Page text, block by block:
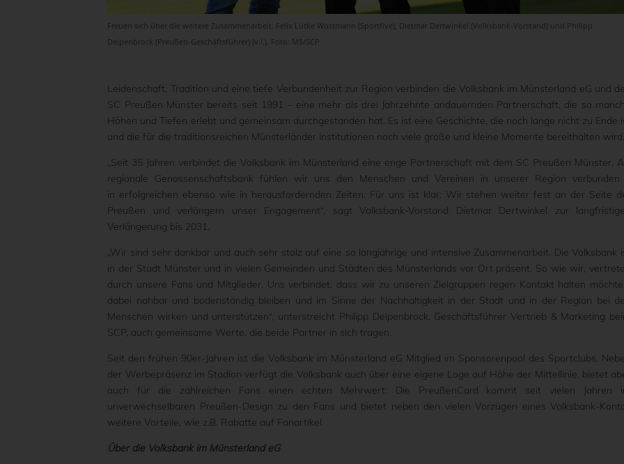
Freuen sich über die weitere Zusammenarbeit: Felix Lütke Wöstmann (Sportfive), Dietmar Dertwinkel (Volksbank-Vorstand) und Philipp
Deipenbrock (Preußen-Geschäftsführer) (v.l.). Foto: MS/SCP
Leidenschaft, Tradition und eine tiefe Verbundenheit zur Region verbinden die Volksbank im Münsterland eG und
SC Preußen Münster bereits seit 1991 – eine mehr als drei Jahrzehnte andauernden Partnerschaft, die so
Höhen und Tiefen erlebt und gemeinsam durchgestanden hat. Es ist eine Geschichte, die noch lange nicht zu Ende
und die für die traditionsreichen Münsterländer Institutionen noch viele große und kleine Momente bereithalten wird.
„Seit 35 Jahren verbindet die Volksbank im Münsterland eine enge Partnerschaft mit dem SC Preußen Münster.
regionale Genossenschaftsbank fühlen wir uns den Menschen und Vereinen in unserer Region verbunden
in erfolgreichen ebenso wie in herausfordernden Zeiten. Für uns ist klar: Wir stehen weiter fest an der Seite
Preußen und verlängern unser Engagement“, sagt Volksbank-Vorstand Dietmar Dertwinkel zur
Verlängerung bis 2031.
„Wir sind sehr dankbar und auch sehr stolz auf eine so langjährige und intensive Zusammenarbeit. Die Volksbank
in der Stadt Münster und in vielen Gemeinden und Städten des Münsterlands vor Ort präsent. So wie wir,
durch unsere Fans und Mitglieder. Uns verbindet, dass wir zu unseren Zielgruppen regen Kontakt halten
dabei nahbar und bodenständig bleiben und im Sinne der Nachhaltigkeit in der Stadt und in der Region bei
Menschen wirken und unterstützen“, unterstreicht Philipp Deipenbrock, Geschäftsführer Vertrieb & Marketing
SCP, auch gemeinsame Werte, die beide Partner in sich tragen.
Seit den frühen 90er-Jahren ist die Volksbank im Münsterland eG Mitglied im Sponsorenpool des Sportclubs.
der Werbepräsenz im Stadion verfügt die Volksbank auch über eine eigene Loge auf Höhe der Mittellinie, bietet
auch für die zahlreichen Fans einen echten Mehrwert: Die PreußenCard kommt seit vielen Jahren
unverwechselbaren Preußen-Design zu den Fans und bietet neben den vielen Vorzügen eines Volksbank-
weitere Vorteile, wie z.B. Rabatte auf Fanartikel.
Über die Volksbank im Münsterland eG